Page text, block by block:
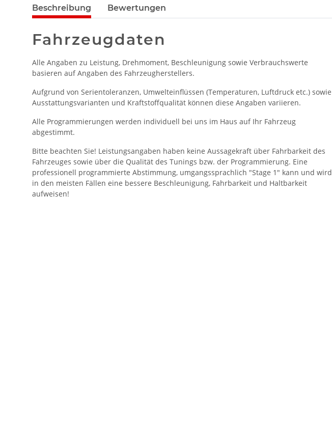
Beschreibung Bewertungen
Fahrzeugdaten
Alle Angaben zu Leistung, Drehmoment, Beschleunigung sowie Verbrauchswerte
basieren auf Angaben des Fahrzeugherstellers.
Aufgrund von Serientoleranzen, Umwelteinflüssen (Temperaturen, Luftdruck etc.) sowie
Ausstattungsvarianten und Kraftstoffqualität können diese Angaben variieren.
Alle Programmierungen werden individuell bei uns im Haus auf Ihr Fahrzeug
abgestimmt.
Bitte beachten Sie! Leistungsangaben haben keine Aussagekraft über Fahrbarkeit des
Fahrzeuges sowie über die Qualität des Tunings bzw. der Programmierung. Eine
professionell programmierte Abstimmung, umgangssprachlich "Stage 1" kann und wird
in den meisten Fällen eine bessere Beschleunigung, Fahrbarkeit und Haltbarkeit
aufweisen!